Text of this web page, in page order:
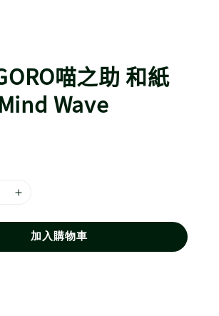
喵之助 和紙
Wave
加入購物車